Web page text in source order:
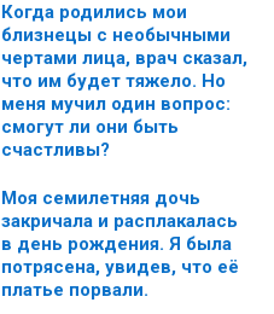
Когда родились мои
близнецы с необычными
чертами лица, врач сказал,
что им будет тяжело. Но
меня мучил один вопрос:
смогут ли они быть
счастливы?
Моя семилетняя дочь
закричала и расплакалась
в день рождения. Я была
потрясена, увидев, что её
платье порвали.